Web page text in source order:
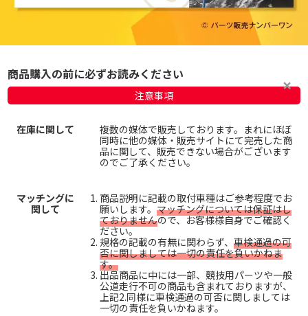
商品購入の前に必ずお読みください
注意事項
在庫に関して
複数の媒体で販売しております。まれにほぼ
同時に他の媒体・販売サイトにて完売した商
品に関して、販売できない場合がございます
のでご了承ください。
マッチングに
関して
商品説明に記載の取付車種はご参考程度でお
願いします。 マッチングについては保証はし
ておりませんので、お客様様自身でご確認く
ださい。
規格の記載の有無に関わらず、 車検通過の可
否に関しましては一切の責任を負いかねま
す。
出品商品に中には一部、競技用パーツや一般
公道走行不可の商品も含まれておりますが、
上記2.同様に車検通過の可否に関しましては
一切の責任を負いかねます。